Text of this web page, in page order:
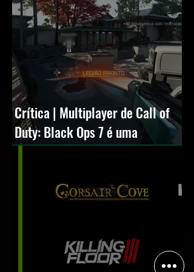
Crítica | Multiplayer de Call of
Duty: Black Ops 7 é uma
experiência positiva, divertida e